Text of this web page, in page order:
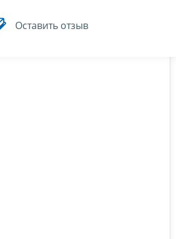
Оставить отзыв